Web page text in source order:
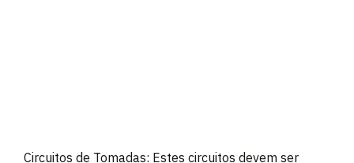
Circuitos de Tomadas: Estes circuitos devem ser